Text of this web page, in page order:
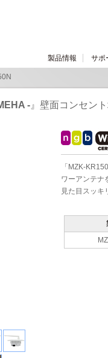
製品情報 サポ
- 』壁面コンセン
「MZK-
ワーアンテナ
見た目スッキ